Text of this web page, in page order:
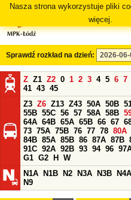
Nasza strona wykorzystuje pliki
więcej.
Sprawdź rozkład na dzień:
Z Z1 Z2 0 1 2 3 4 5 6 7
41 43 45
Z3 Z6 Z13 Z43 50A 50B
55B 55C 56 57 58A 58B
64A 64B 65A 65B 66 67
73 75A 75B 76 77 78 80A
84B 85A 85B 86 87A 87B
91C 92A 92B 93 94 96
G1 G2 H
W
N1A
N1B N2 N3A N3B N4A
N9